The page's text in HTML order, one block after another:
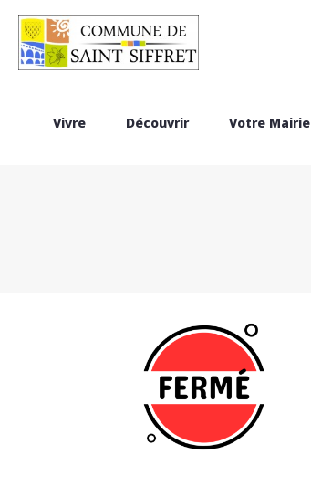
Vivre Découvrir Votre Mairie